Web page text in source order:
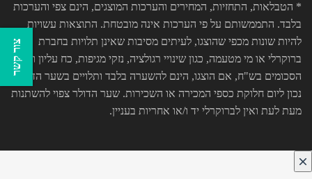
* הטבלאות, התחזיות, המחירים והערכות המוצגים, הינם צפי והערכות
בלבד. התממשותם על פי הערכות אינה מובטחת. התוצאות עשויות
להיות שונות מכפי שהוצגו, לעיתים מסיבות שאינן תלויות בחברת
ברוקרלי או מי מטעמה, כגון שינויי רגולציה, נזקי מגיפות, כח עליון וכו'.
הסכומים בש"ח, אם הוצגו, הינם להשערה בלבד ותלויים בשער הדולר
נכון ליום חלוקת כספי המכירה או השכירות. שער הדולר צפוי להשתנות
מעת לעת ואין לברוקרלי יד ו/או אחריות בעניין.
צור קשר